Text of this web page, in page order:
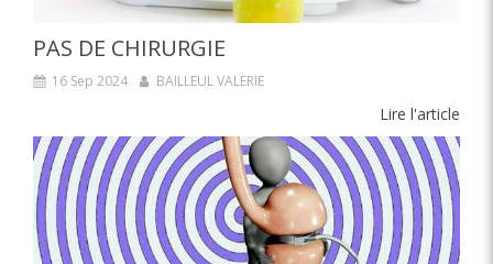
PAS DE CHIRURGIE
16 Sep 2024 BAILLEUL VALERIE
Lire l'article